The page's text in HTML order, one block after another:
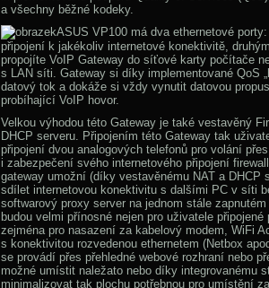
a všechny běžné kodeky.
ASUS VP100 má dva ethernetové
připojení k jakékoliv internetové konektivitě,
propojíte VoIP Gateway do síťové karty počítače
s LAN síti. Gateway si díky implementované QoS
datový tok a dokáže si vždy vynutit datovou
probíhající VoIP hovor.
Velkou výhodou této Gateway je také vestavěný
DHCP serveru. Připojením této Gateway tak
připojení dvou analogových telefonů pro volání
i zabezpečení svého internetového připojení
gateway umožní (díky vestavěnému NAT a DHCP
sdílet internetovou konektivitu s dalšími PC v síti
softwarový proxy server na jednom stále
budou velmi přínosné nejen pro uživatele
zejména pro nasazení za kabelový modem, WiFi
s konektivitou rozvedenou ethernetem (Netbox
se provádí přes přehledné webové rozhraní nebo
možné umístit naležato nebo díky integrovanému
minimalizovat tak plochu potřebnou pro umístění